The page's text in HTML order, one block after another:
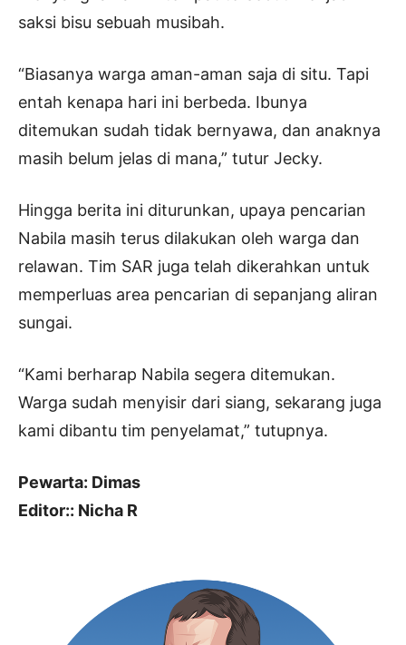
saksi bisu sebuah musibah.
“Biasanya warga aman-aman saja di situ. Tapi
entah kenapa hari ini berbeda. Ibunya
ditemukan sudah tidak bernyawa, dan anaknya
masih belum jelas di mana,” tutur Jecky.
Hingga berita ini diturunkan, upaya pencarian
Nabila masih terus dilakukan oleh warga dan
relawan. Tim SAR juga telah dikerahkan untuk
memperluas area pencarian di sepanjang aliran
sungai.
“Kami berharap Nabila segera ditemukan.
Warga sudah menyisir dari siang, sekarang juga
kami dibantu tim penyelamat,” tutupnya.
Pewarta: Dimas
Editor:: Nicha R